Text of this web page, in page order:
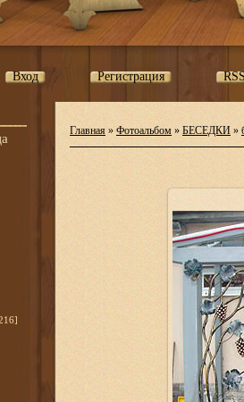
Вход Регистрация
Главная » Фотоальбом » БЕСЕДКИ »